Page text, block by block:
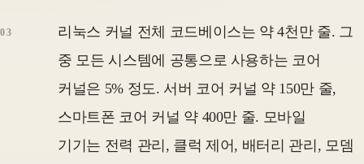
리눅스 커널 전체 코드베이스는 약 4천만 줄. 그
중 모든 시스템에 공통으로 사용하는 코어
커널은 5% 정도. 서버 코어 커널 약 150만 줄,
스마트폰 코어 커널 약 400만 줄. 모바일
기기는 전력 관리, 클럭 제어, 배터리 관리, 모뎀